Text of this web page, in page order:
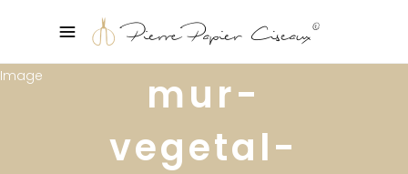
mur-
vegetal-